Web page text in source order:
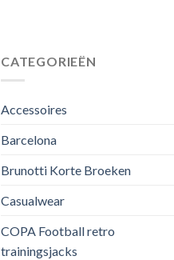
CATEGORIEËN
Accessoires
Barcelona
Brunotti Korte Broeken
Casualwear
COPA Football retro
trainingsjacks